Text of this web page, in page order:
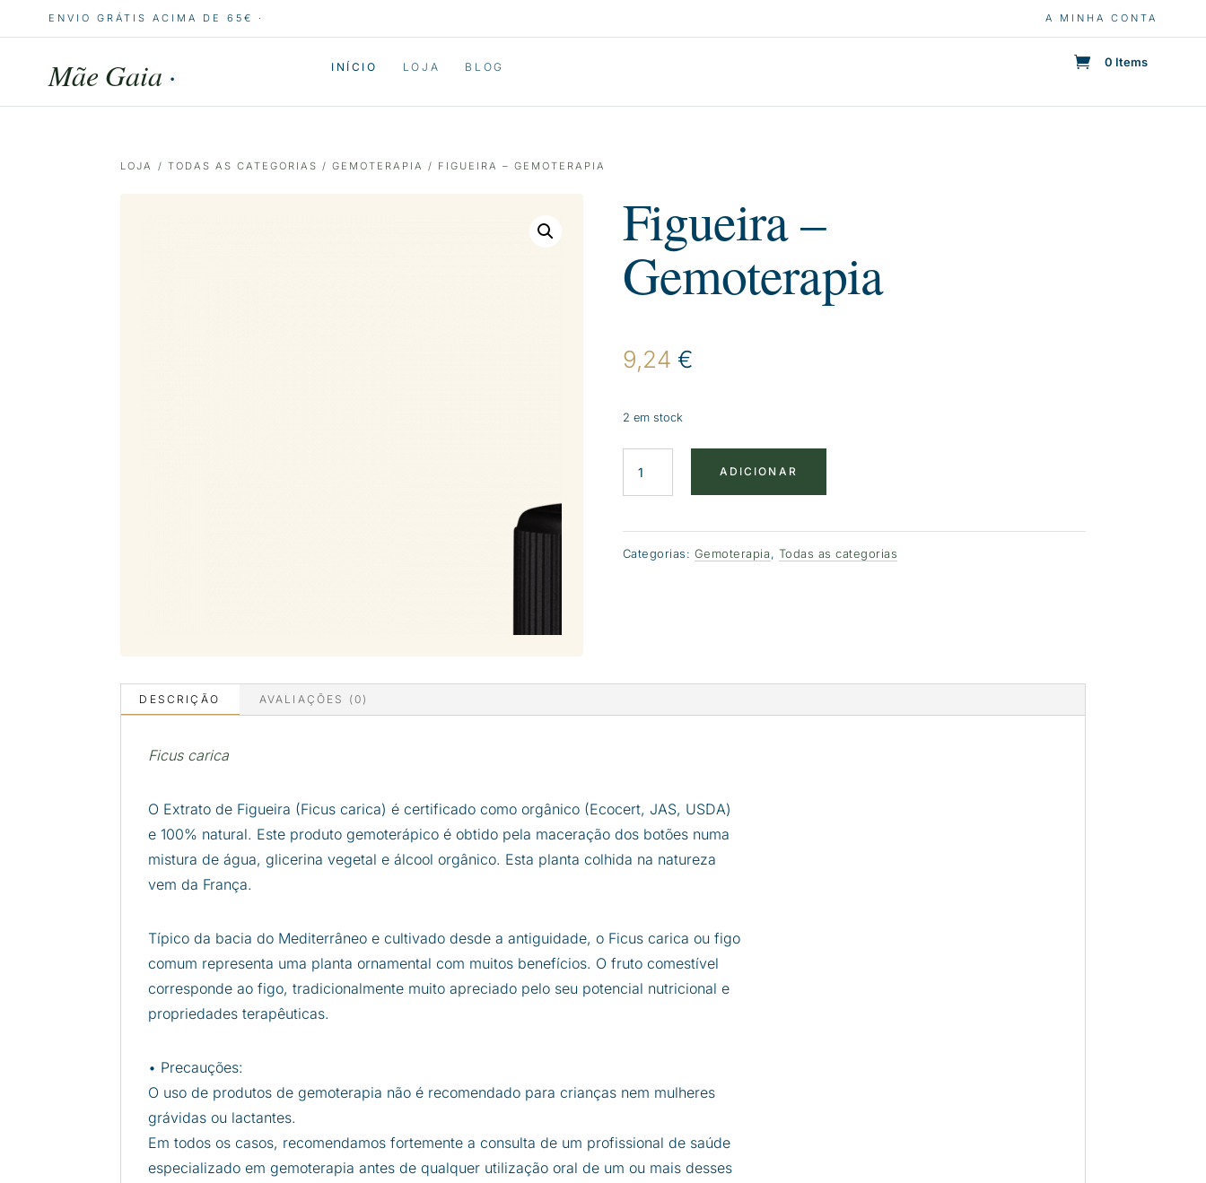
ENVIO GRÁTIS ACIMA DE 65€ · A MINHA CONTA
Mãe Gaia · INÍCIO LOJA BLOG 0 Items
LOJA / TODAS AS CATEGORIAS / GEMOTERAPIA / FIGUEIRA – GEMOTERAPIA
Figueira –
Gemoterapia
9,24 €
2 em stock
Figueira
Gemoterapia
ADICIONAR
Categorias: Gemoterapia, Todas as categorias
DESCRIÇÃO AVALIAÇÕES (0)
Ficus carica
O Extrato de Figueira (Ficus carica) é certificado como orgânico (Ecocert, JAS, USDA)
e 100% natural. Este produto gemoterápico é obtido pela maceração dos botões numa
mistura de água, glicerina vegetal e álcool orgânico. Esta planta colhida na natureza
vem da França.
Típico da bacia do Mediterrâneo e cultivado desde a antiguidade, o Ficus carica ou figo
comum representa uma planta ornamental com muitos benefícios. O fruto comestível
corresponde ao figo, tradicionalmente muito apreciado pelo seu potencial nutricional e
propriedades terapêuticas.
• Precauções:
O uso de produtos de gemoterapia não é recomendado para crianças nem mulheres
grávidas ou lactantes.
Em todos os casos, recomendamos fortemente a consulta de um profissional de saúde
especializado em gemoterapia antes de qualquer utilização oral de um ou mais desses